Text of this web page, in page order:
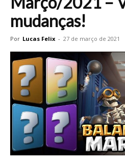
mudanças!
Por Lucas Felix - 27 de março de 2021